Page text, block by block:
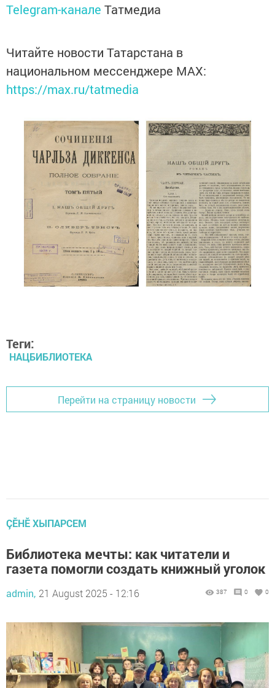
Telegram-канале Татмедиа
Читайте новости Татарстана в
национальном мессенджере MАХ:
https://max.ru/tatmedia
Теги:
НАЦБИБЛИОТЕКА
Перейти на страницу новости
ÇӖНӖ ХЫПАРСЕМ
Библиотека мечты: как читатели и
газета помогли создать книжный уголок
admin, 21 August 2025 - 12:16 387 0 0